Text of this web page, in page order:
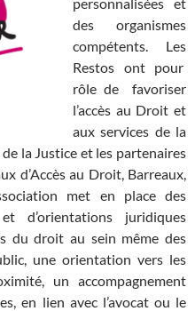
des organismes
compétents. Les
Restos ont pour
rôle de favoriser
l’accès au Droit et
aux services de la
la Justice et les partenaires
d’Accès au Droit, Barreaux,
met en place des
d’orientations juridiques
du droit au sein même des
une orientation vers les
un accompagnement
en lien avec l’avocat ou le